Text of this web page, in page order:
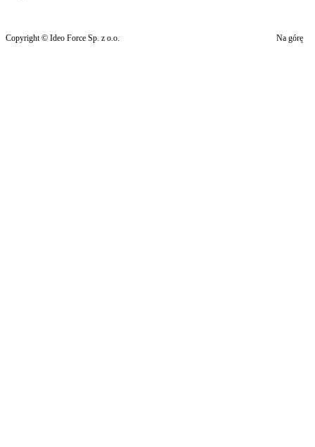
Copyright © Ideo Force Sp. z o.o. Na górę